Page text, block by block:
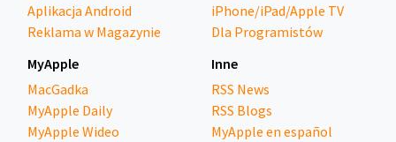
Aplikacja Android
Reklama w Magazynie
iPhone/iPad/Apple TV
Dla Programistów
MyApple
MacGadka
MyApple Daily
MyApple Wideo
Inne
RSS News
RSS Blogs
MyApple en español